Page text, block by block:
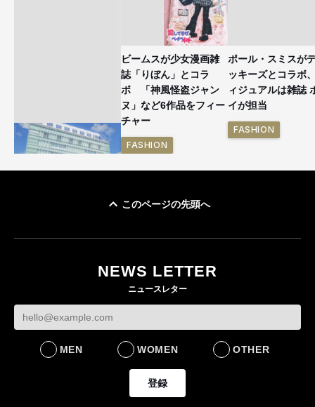
ビームスが少女漫画雑
誌「りぼん」とコラ
ボ 「神風怪盗ジャン
ヌ」など6作品をフィー
チャー
FASHION
ポール・スミスが
ッキーズとコラボ
ィジュアルは雑誌
イが担当
FASHION
このページの先頭へ
NEWS LETTER
ニュースレター
MEN WOMEN OTHER
登録